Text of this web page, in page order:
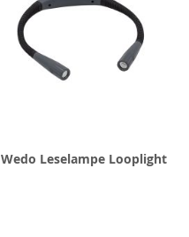
Wedo Leselampe Looplight